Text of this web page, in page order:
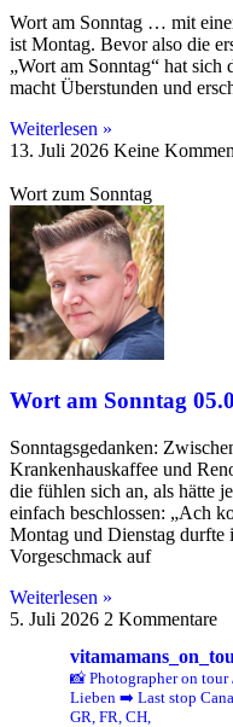
Wort am Sonntag … mit
ist Montag. Bevor also die
„Wort am Sonntag“ hat sich
macht Überstunden und
Weiterlesen »
13. Juli 2026 Keine
Wort zum Sonntag
Wort am Sonntag
Sonntagsgedanken:
Krankenhauskaffee und
die fühlen sich an, als hätte
einfach beschlossen: „Ach
Montag und Dienstag durfte
Vorgeschmack auf
Weiterlesen »
5. Juli 2026 2 Kommentare
📸 Photographer on
Lieben ➡️ Last stop
GR, FR, CH,